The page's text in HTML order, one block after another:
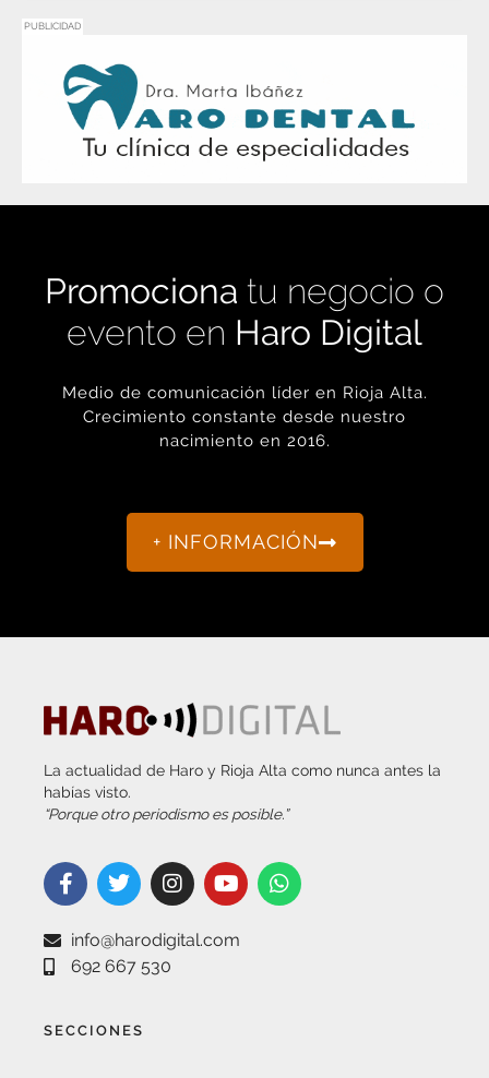
PUBLICIDAD
Promociona tu negocio o
evento en Haro Digital
Medio de comunicación líder en Rioja Alta.
Crecimiento constante desde nuestro
nacimiento en 2016.
+ INFORMACIÓN
La actualidad de Haro y Rioja Alta como nunca antes la
habías visto.
“Porque otro periodismo es posible.”
info@harodigital.com
692 667 530
SECCIONES